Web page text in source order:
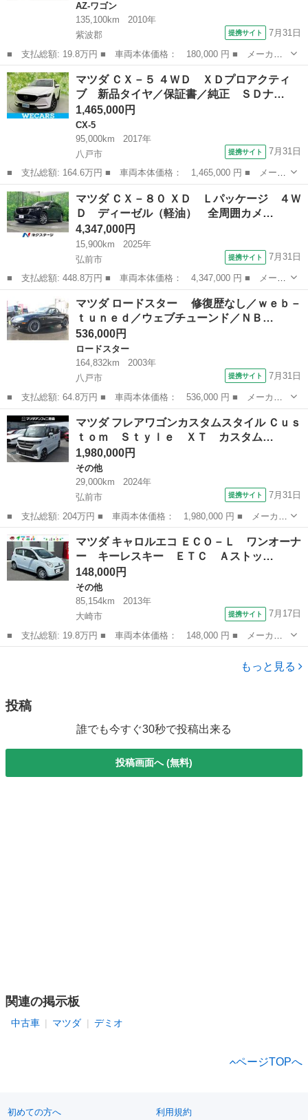
AZ-ワゴン
135,100km
2010年
紫波郡
提携サイト 7月31日
■ 支払総額: 19.8万円 ■ 車両本体価格： 180,000 円 ■ メーカー
名： マツダ ■ 車種名： ＡＺワゴン ■ グレード名： ＸＳスペ
シャル プッシュスタート 純正ＣＤオーディオ ＥＴＣ スマート
キー ■ 排...
岩手 紫波郡 AZ-ワゴン
マツダ ＣＸ－５ ４ＷＤ ＸＤプロアクティ
ブ 新品タイヤ／保証書／純正 ＳＤナ…
1,465,000円
CX-5
95,000km
2017年
八戸市
提携サイト 7月31日
■ 支払総額: 164.6万円 ■ 車両本体価格： 1,465,000 円 ■ メーカ
ー名： マツダ ■ 車種名： ＣＸ－５ ■ グレード名： ４ＷＤ
ＸＤプロアクティブ 新品タイヤ／保証書／純正 ＳＤナビ／衝突安
全装置／...
青森 八戸市 CX-5
マツダ ＣＸ－８０ ＸＤ Ｌパッケージ ４Ｗ
Ｄ ディーゼル（軽油） 全周囲カメ…
4,347,000円
15,900km
2025年
弘前市
提携サイト 7月31日
■ 支払総額: 448.8万円 ■ 車両本体価格： 4,347,000 円 ■ メーカ
ー名： マツダ ■ 車種名： ＣＸ－８０ ■ グレード名： ＸＤ
Ｌパッケージ ４ＷＤ ディーゼル（軽油） 全周囲カメラ 禁煙
車 電動リ...
弘前市 マツダ
マツダ ロードスター 修復歴なし／ｗｅｂ－
ｔｕｎｅｄ／ウェブチューンド／ＮＢ…
536,000円
ロードスター
164,832km
2003年
八戸市
提携サイト 7月31日
■ 支払総額: 64.8万円 ■ 車両本体価格： 536,000 円 ■ メーカー
名： マツダ ■ 車種名： ロードスター ■ グレード名： 修復
歴なし／ｗｅｂ－ｔｕｎｅｄ／ウェブチューンド／ＮＢ８Ｃ／ＡＴ／
キーレス／１...
青森 八戸市 ロードスター
マツダ フレアワゴンカスタムスタイル Ｃｕｓ
ｔｏｍ Ｓｔｙｌｅ ＸＴ カスタム…
1,980,000円
その他
29,000km
2024年
弘前市
提携サイト 7月31日
■ 支払総額: 204万円 ■ 車両本体価格： 1,980,000 円 ■ メーカー
名： マツダ ■ 車種名： フレアワゴンカスタムスタイル ■ グレ
ード名： Ｃｕｓｔｏｍ Ｓｔｙｌｅ ＸＴ カスタムスタイルＸ
Ｔ 全方位モ...
青森 弘前市 その他
マツダ キャロルエコ ＥＣＯ－Ｌ ワンオーナ
ー キーレスキー ＥＴＣ Ａストッ…
148,000円
その他
85,154km
2013年
大崎市
提携サイト 7月17日
■ 支払総額: 19.8万円 ■ 車両本体価格： 148,000 円 ■ メーカー
名： マツダ ■ 車種名： キャロルエコ ■ グレード名： ＥＣＯ
－Ｌ ワンオーナー キーレスキー ＥＴＣ Ａストップ ■ 排気
もっと見る
投稿
誰でも今すぐ30秒で投稿出来る
投稿画面へ (無料)
関連の掲示板
中古車 マツダ デミオ
ページTOPへ
初めての方へ 利用規約